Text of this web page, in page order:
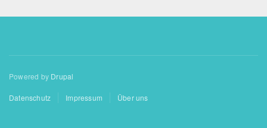
Powered by Drupal
Datenschutz Impressum Über uns